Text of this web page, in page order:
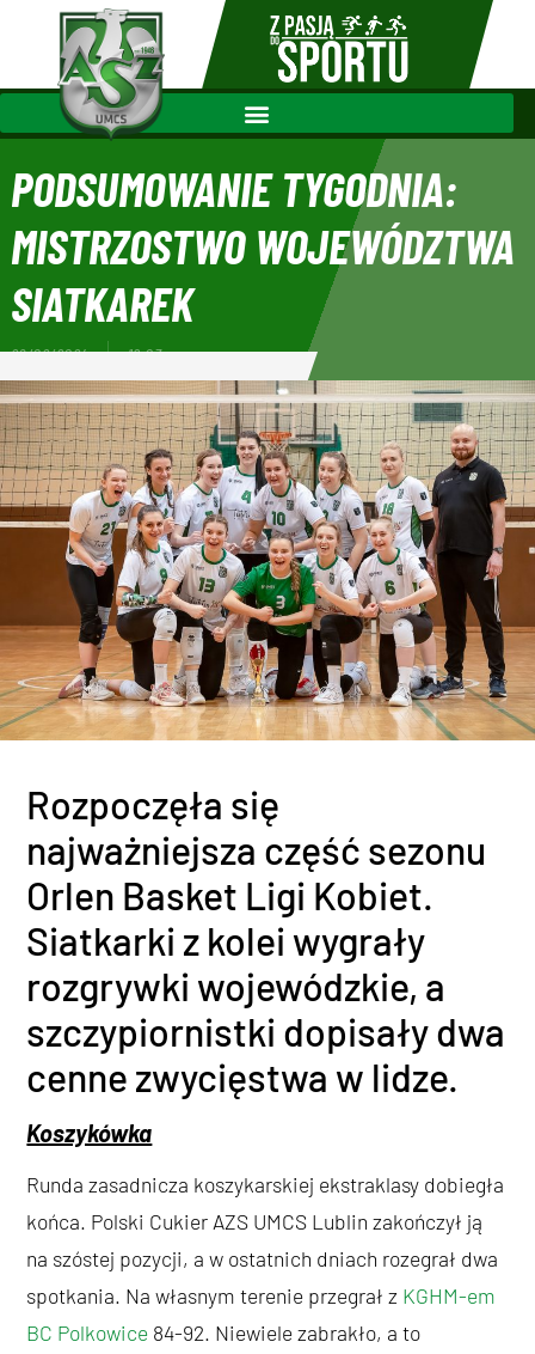
PODSUMOWANIE TYGODNIA:
MISTRZOSTWO WOJEWÓDZTWA
SIATKAREK
26/02/2024 19:03
Rozpoczęła się
najważniejsza część sezonu
Orlen Basket Ligi Kobiet.
Siatkarki z kolei wygrały
rozgrywki wojewódzkie, a
szczypiornistki dopisały dwa
cenne zwycięstwa w lidze.
Koszykówka
Runda zasadnicza koszykarskiej ekstraklasy dobiegła
końca. Polski Cukier AZS UMCS Lublin zakończył ją
na szóstej pozycji, a w ostatnich dniach rozegrał dwa
spotkania. Na własnym terenie przegrał z KGHM-em
BC Polkowice 84-92. Niewiele zabrakło, a to